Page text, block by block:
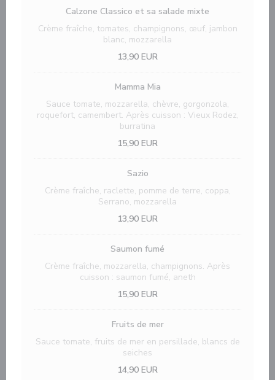
Calzone Classico et sa salade mixte
Crème fraîche, tomates, champignons, œuf, jambon
blanc, mozzarella
13,90 EUR
Mamma Mia
Sauce tomate, mozzarella, chèvre, gorgonzola,
roquefort, camembert. Après cuisson : Vieux Rodez,
burratina
15,90 EUR
Sazio
Crème fraîche, raclette, pomme de terre, coppa,
Serrano, mozzarella
13,90 EUR
Saumon fumé
Crème fraîche, mozzarella, champignons. Après
cuisson : saumon fumé, aneth
15,90 EUR
Fruits de mer
Sauce tomate, fruits de mer en persillade, blancs de
seiches
14,90 EUR